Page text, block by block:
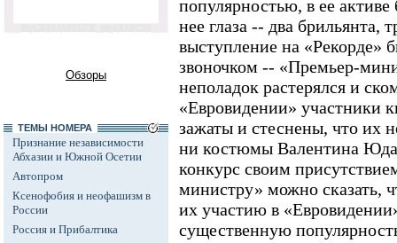
Обзоры
ТЕМЫ НОМЕРА
Признание независимости
Абхазии и Южной Осетии
Автопром
Ксенофобия и неофашизм в
России
Россия и Прибалтика
популярностью, в ее
нее глаза -- два брильянта,
выступление на «Рекорде»
звоночком -- «Премьер-
неполадок растерялся и
«Евровидении» участники
зажаты и стеснены, что их
ни костюмы Валентина
конкурс своим
министру» можно сказать,
их участию в
существенную